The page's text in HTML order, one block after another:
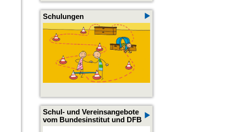
Schulungen
Schul- und Vereinsangebote
vom Bundesinstitut und DFB